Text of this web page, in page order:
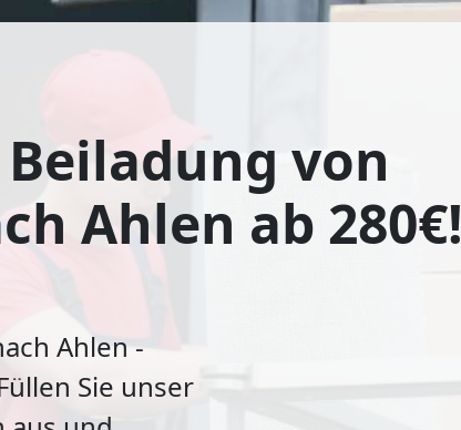
von
Ahlen ab 280€!
Ahlen -
Sie unser